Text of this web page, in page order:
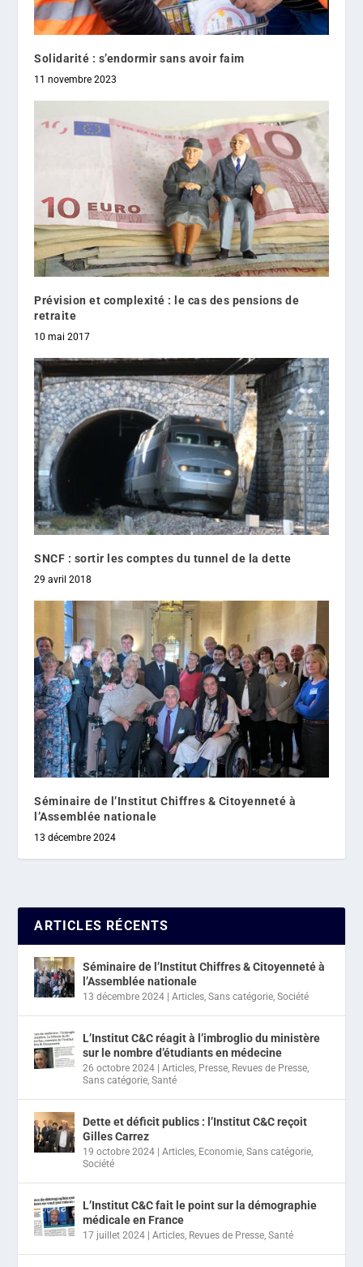
Solidarité : s’endormir sans avoir faim
11 novembre 2023
Prévision et complexité : le cas des pensions de
retraite
10 mai 2017
SNCF : sortir les comptes du tunnel de la dette
29 avril 2018
Séminaire de l’Institut Chiffres & Citoyenneté à
l’Assemblée nationale
13 décembre 2024
ARTICLES RÉCENTS
Séminaire de l’Institut Chiffres & Citoyenneté à
l’Assemblée nationale
13 décembre 2024 |Articles,Sans catégorie,Société
L’Institut C&C réagit à l’imbroglio du ministère
sur le nombre d’étudiants en médecine
26 octobre 2024 |Articles, Presse, Revues de Presse,
Sans catégorie,Santé
Dette et déficit publics : l’Institut C&C reçoit
Gilles Carrez
19 octobre 2024 |Articles, Economie,Sans catégorie,
Société
L’Institut C&C fait le point sur la démographie
médicale en France
17 juillet 2024 |Articles, Revues de Presse,Santé